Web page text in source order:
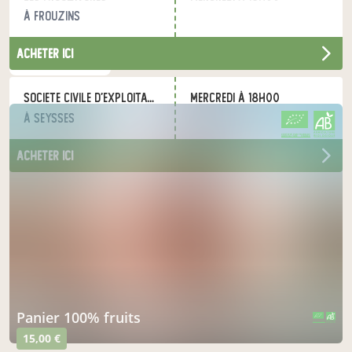
à Frouzins
acheter ici
societe civile d'exploitation agricole la limpeta
à Seysses
mercredi à 18h00
acheter ici
pain, fromage...).
nos produits
panier 100% fruits
15,00 €
CERTIFIÉ PAR FR-BIO-01
AGRICULTURE FRANCE